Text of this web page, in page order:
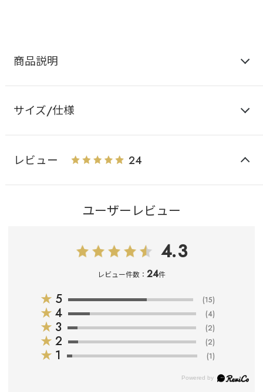
商品説明
サイズ/仕様
レビュー 24
ユーザーレビュー
4.3
レビュー件数： 24件
★ 5 (15)
★ 4 (4)
★ 3 (2)
★ 2 (2)
★ 1 (1)